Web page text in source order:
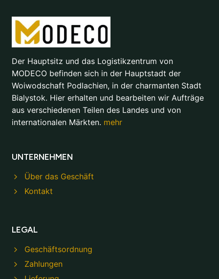
Der Hauptsitz und das Logistikzentrum von
MODECO befinden sich in der Hauptstadt der
Woiwodschaft Podlachien, in der charmanten Stadt
Bialystok. Hier erhalten und bearbeiten wir Aufträge
aus verschiedenen Teilen des Landes und von
internationalen Märkten. mehr
UNTERNEHMEN
Über das Geschäft
Kontakt
LEGAL
Geschäftsordnung
Zahlungen